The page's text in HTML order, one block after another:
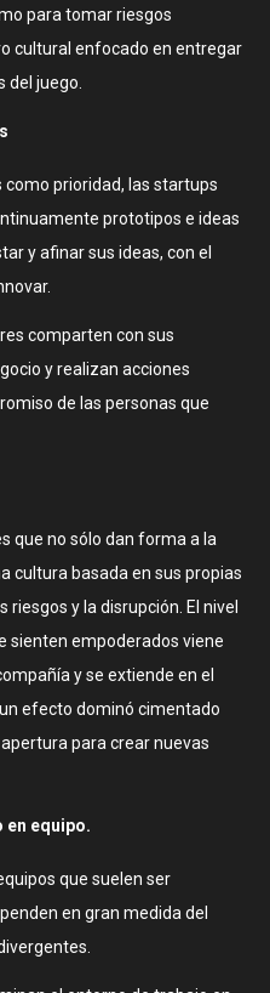
para tomar riesgos
cultural enfocado en entregar
del juego.
prioridad, las startups
prototipos e ideas
y afinar sus ideas, con el
comparten con sus
y realizan acciones
de las personas que
que no sólo dan forma a la
cultura basada en sus propias
y la disrupción. El nivel
sienten empoderados viene
y se extiende en el
efecto dominó cimentado
para crear nuevas
en equipo.
que suelen ser
en gran medida del